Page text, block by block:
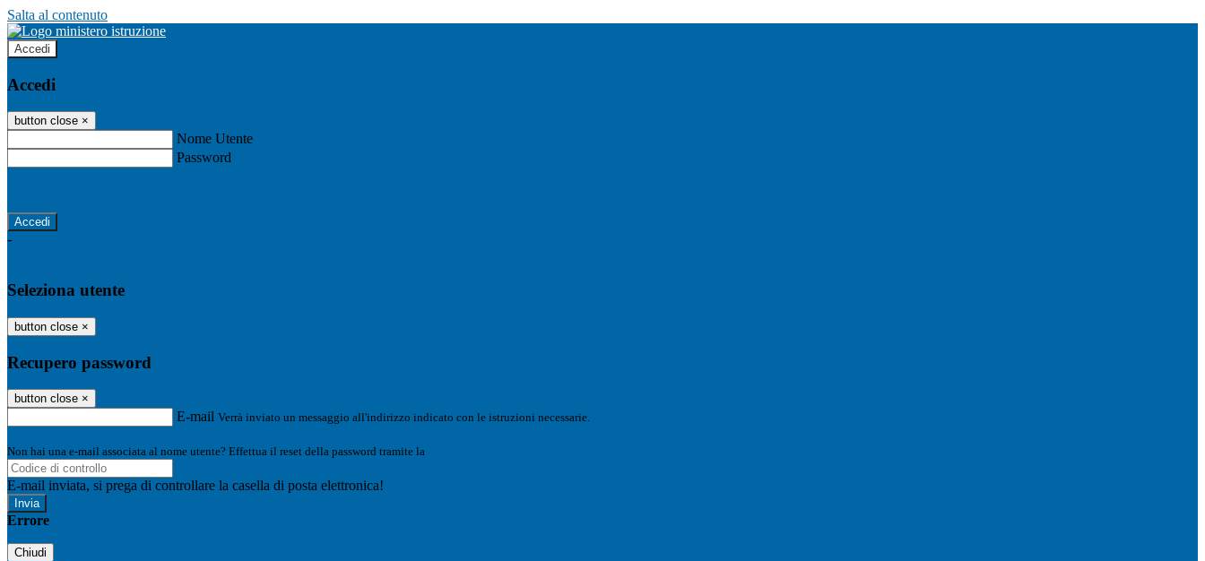
Salta al contenuto
Accedi
Accedi
button close ×
Nome Utente
Password
-
Seleziona utente
button close ×
Recupero password
button close ×
E-mail Verrà inviato un messaggio all'indirizzo indicato con le istruzioni necessarie.
Non hai una e-mail associata al nome utente? Effettua il reset della password tramite la
E-mail inviata, si prega di controllare la casella di posta elettronica!
Errore
Chiudi